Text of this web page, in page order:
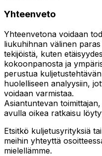
Yhteenveto
Yhteenvetona voidaan
liukuhihnan välinen
tekijöistä, kuten
kokoonpanosta ja
perustua
huolelliseen analyysiin,
voidaan varmistaa.
Asiantuntevan
avulla oikea ratkaisu
Etsitkö kuljetusyrityksiä
meihin yhteyttä
mielellämme.